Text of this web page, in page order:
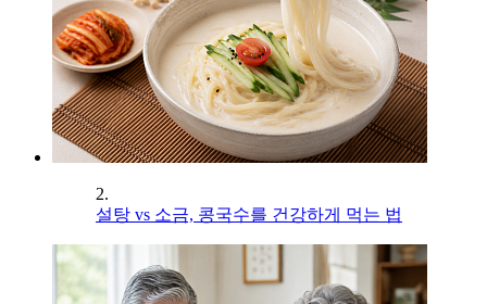
2.
설탕 vs 소금, 콩국수를 건강하게 먹는 법